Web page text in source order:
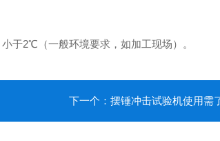
于2℃（一般环境要求，如加工现场）。
下一个： 摆锤冲击试验机使用需